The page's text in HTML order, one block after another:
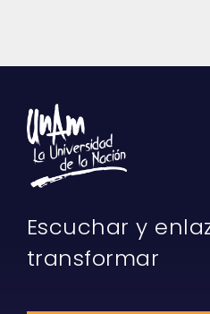
Escuchar y
transformar